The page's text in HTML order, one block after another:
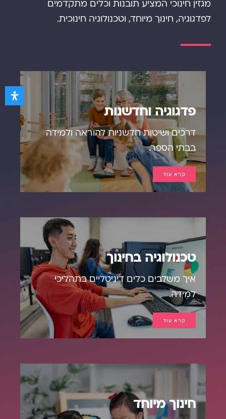
מגזין חינוכי המציע תובנות וכלים מתקדמים
לפדגוגיה, חינוך מיוחד, וטכנולוגיה חינוכית.
פדגוגיה וחדשנות
דרכים ושיטות חדשניות להוראה ולמידה
בבתי הספר.
קרא עוד
טכנולוגיה בחינוך
איך משלבים כלים דיגיטליים בתהליכי
למידה.
קרא עוד
חינוך מיוחד